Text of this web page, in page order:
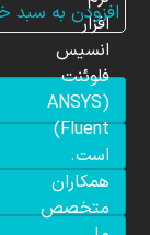
افزودن به سبد
افزار
انسیس
فلوئنت
(ANSYS
Fluent)
است.
همکاران
متخصص